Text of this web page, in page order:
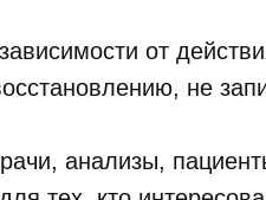
от
не
анализы,